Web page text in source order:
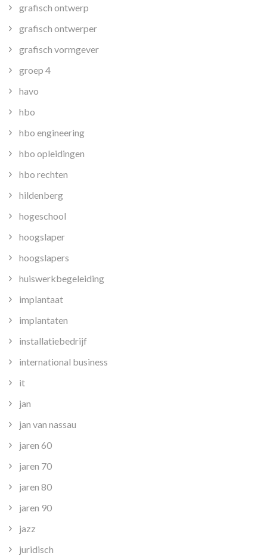
grafisch ontwerp
grafisch ontwerper
grafisch vormgever
groep 4
havo
hbo
hbo engineering
hbo opleidingen
hbo rechten
hildenberg
hogeschool
hoogslaper
hoogslapers
huiswerkbegeleiding
implantaat
implantaten
installatiebedrijf
international business
it
jan
jan van nassau
jaren 60
jaren 70
jaren 80
jaren 90
jazz
juridisch